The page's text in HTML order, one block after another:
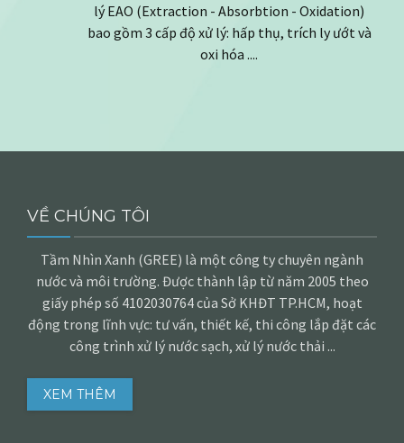
lý EAO (Extraction - Absorbtion - Oxidation)
bao gồm 3 cấp độ xử lý: hấp thụ, trích ly ướt và
oxi hóa ....
VỀ CHÚNG TÔI
Tầm Nhìn Xanh (GREE) là một công ty chuyên ngành
nước và môi trường. Được thành lập từ năm 2005 theo
giấy phép số 4102030764 của Sở KHĐT TP.HCM, hoạt
động trong lĩnh vực: tư vấn, thiết kế, thi công lắp đặt các
công trình xử lý nước sạch, xử lý nước thải ...
XEM THÊM